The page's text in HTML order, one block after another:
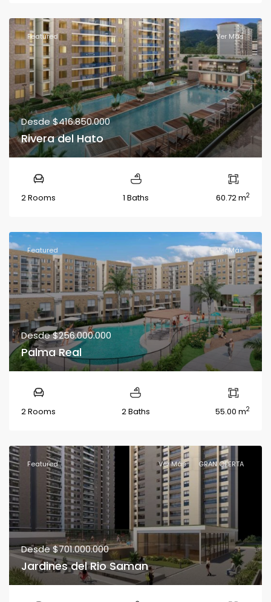
Featured Ver Más
Desde$416.850.000
Rivera del Hato
2 Rooms 1 Baths 60.72 m2
Featured Ver Más
Desde$256.000.000
Palma Real
2 Rooms 2 Baths 55.00 m2
Featured Ver Más GRAN OFERTA
Desde$701.000.000
Jardines del Rio Saman